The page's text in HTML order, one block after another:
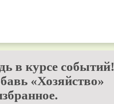
в курсе событий!
«Хозяйство»